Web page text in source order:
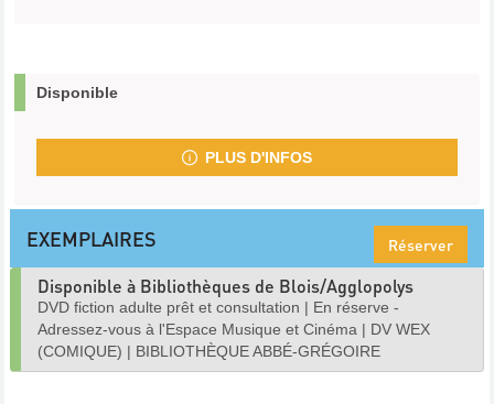
Disponible
PLUS D'INFOS
EXEMPLAIRES Réserver
Disponible à Bibliothèques de Blois/Agglopolys
DVD fiction adulte prêt et consultation | En réserve -
Adressez-vous à l'Espace Musique et Cinéma | DV WEX
(COMIQUE) | BIBLIOTHÈQUE ABBÉ-GRÉGOIRE